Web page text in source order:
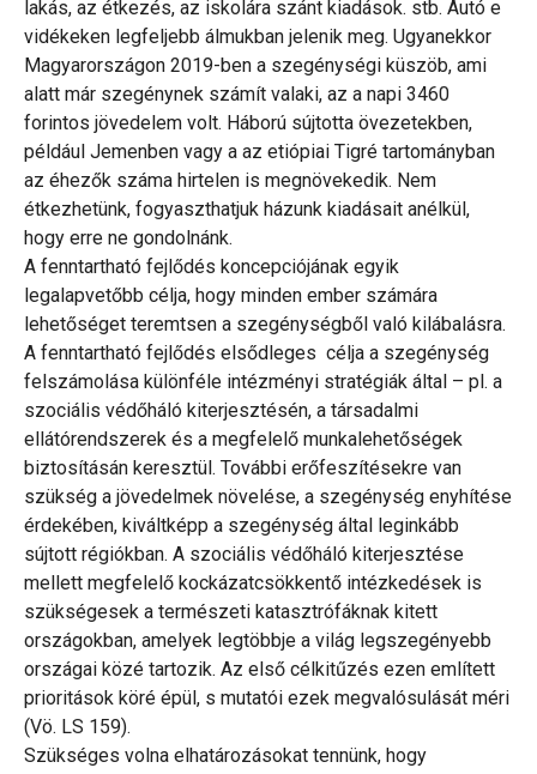
lakás, az étkezés, az iskolára szánt kiadások. stb. Autó e
vidékeken legfeljebb álmukban jelenik meg. Ugyanekkor
Magyarországon 2019-ben a szegénységi küszöb, ami
alatt már szegénynek számít valaki, az a napi 3460
forintos jövedelem volt. Háború sújtotta övezetekben,
például Jemenben vagy a az etiópiai Tigré tartományban
az éhezők száma hirtelen is megnövekedik. Nem
étkezhetünk, fogyaszthatjuk házunk kiadásait anélkül,
hogy erre ne gondolnánk.
A fenntartható fejlődés koncepciójának egyik
legalapvetőbb célja, hogy minden ember számára
lehetőséget teremtsen a szegénységből való kilábalásra.
A fenntartható fejlődés elsődleges célja a szegénység
felszámolása különféle intézményi stratégiák által – pl. a
szociális védőháló kiterjesztésén, a társadalmi
ellátórendszerek és a megfelelő munkalehetőségek
biztosításán keresztül. További erőfeszítésekre van
szükség a jövedelmek növelése, a szegénység enyhítése
érdekében, kiváltképp a szegénység által leginkább
sújtott régiókban. A szociális védőháló kiterjesztése
mellett megfelelő kockázatcsökkentő intézkedések is
szükségesek a természeti katasztrófáknak kitett
országokban, amelyek legtöbbje a világ legszegényebb
országai közé tartozik. Az első célkitűzés ezen említett
prioritások köré épül, s mutatói ezek megvalósulását méri
(Vö. LS 159).
Szükséges volna elhatározásokat tennünk, hogy